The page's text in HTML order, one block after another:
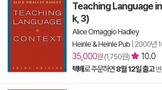
Teaching Language
k, 3)
Alice Omaggio Hadley
Heinle & Heinle Pub 2000년
35,000원 (1,750원) 10.0
택배로 주문하면 8월 12일 출고